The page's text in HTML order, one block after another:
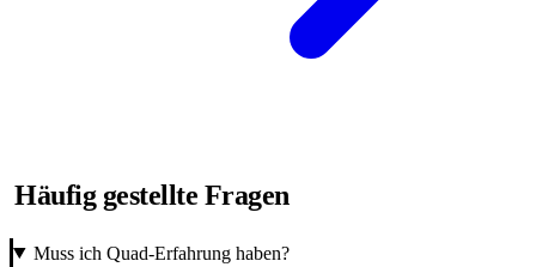
Häufig gestellte Fragen
Muss ich Quad-Erfahrung haben?